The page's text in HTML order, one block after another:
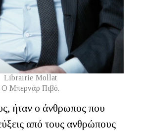
Librairie Μollat
Ο Μπερνάρ Πιβό.
ήταν ο άνθρωπος που
από τους ανθρώπους